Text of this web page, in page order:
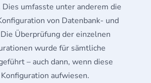
umfasste unter anderem die
von Datenbank- und
Überprüfung der einzelnen
wurde für sämtliche
– auch dann, wenn diese
aufwiesen.